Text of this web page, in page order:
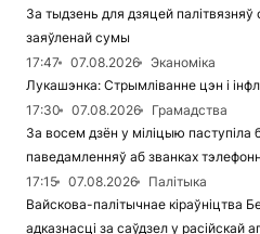
За тыдзень для дзяцей
заяўленай сумы
17:47
07.08.2026
Эканоміка
Лукашэнка: Стрымліванне цэн і
17:30
07.08.2026
Грамадства
За восем дзён у міліцыю паступіла
паведамленняў аб званках
17:15
07.08.2026
Палітыка
Вайскова-палітычнае кіраўніцтва
адказнасці за саўдзел у расійскай